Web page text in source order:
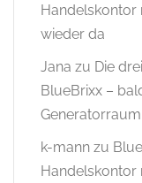
Handelskontor
wieder da
Jana zu Die
BlueBrixx –
Generatorraum
k-mann zu
Handelskontor